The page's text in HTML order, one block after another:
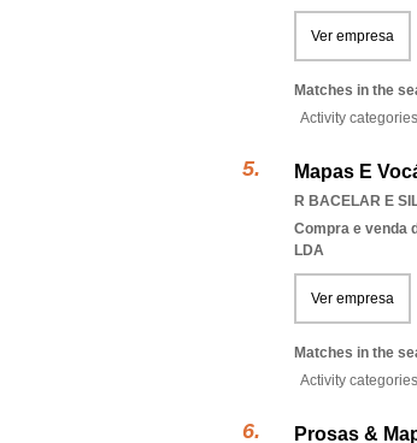
Ver empresa
Matches in the
Activity
Mapas E
R BACELAR E
Compra e venda
LDA
Ver empresa
Matches in the
Activity
Prosas &